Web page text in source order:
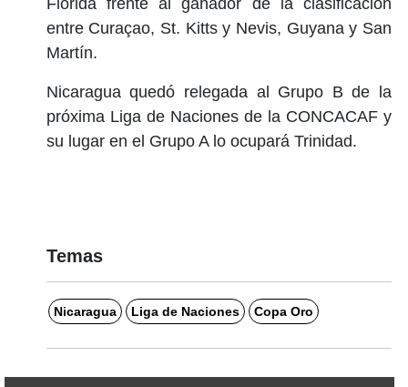
entre Curaçao, St. Kitts y Nevis, Guyana y San
Martín.
Nicaragua quedó relegada al Grupo B de la
próxima Liga de Naciones de la CONCACAF y
su lugar en el Grupo A lo ocupará Trinidad.
Temas
Nicaragua Liga de Naciones Copa Oro